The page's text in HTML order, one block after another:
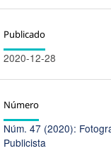
Publicado
2020-12-28
Número
Núm. 47 (2020):
Publicista